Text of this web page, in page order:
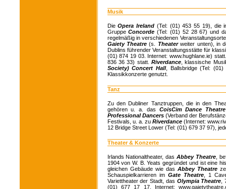
Musik
DieOpera Ireland (Tel: (01) 453 55 19), die
GruppeConcorde(Tel: (01) 52 28 67) und
regelmäßig in verschiedenen
Gaiety Theatre(s. Theaterweiter unten), in
Dublins führender Veranstaltungsstätte für
(01) 874 19 03. Internet: www.hughlane.ie)
836 36 33) statt. Riverdance, klassische
Society) Concert Hall, Ballsbridge (Tel:
Klassikkonzerte genutzt.
Tanz
Zu den Dubliner Tanztruppen, die in den
gehören u. a. das CoisCim Dance Theatre
Professional Dancers (Verband der
Festivals, u. a. zu Riverdance(Internet:
12 Bridge Street Lower (Tel: (01) 679 37 97),
Theater & Konzerte
Irlands Nationaltheater, das Abbey Theatre,
1904 von W. B. Yeats gegründet und ist eine
gleichen Gebäude wie das Abbey Theatre
Schauspielkarrieren im Gate Theatre, 1
Variettheater der Stadt, das Olympia Theatre
(01) 677 17 17. Internet: